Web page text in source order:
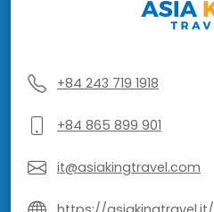
+84 243 719 1918
+84 865 899 901
it@asiakingtravel.com